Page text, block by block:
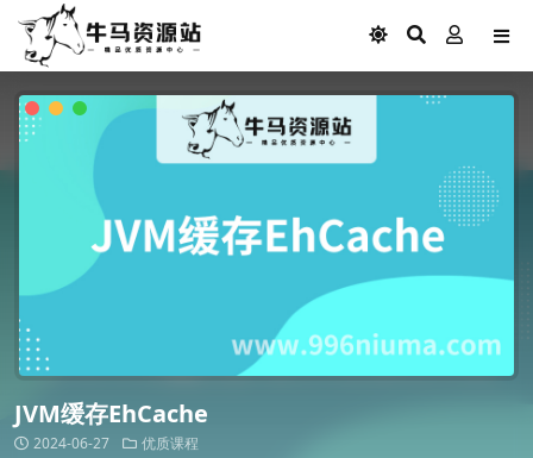
JVM缓存EhCache
2024-06-27 优质课程